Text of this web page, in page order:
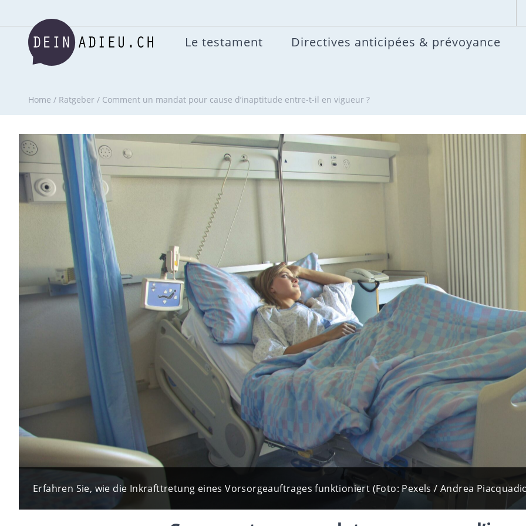
Le testament Directives anticipées & prévoyance
Home / Ratgeber / Comment un mandat pour cause d’inaptitude entre-t-il en vigueur ?
Erfahren Sie, wie die Inkrafttretung eines Vorsorgeauftrages funktioniert (Foto: Pexels / Andrea